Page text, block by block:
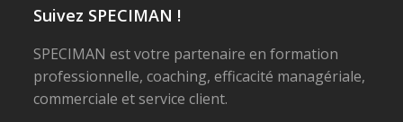
Suivez SPECIMAN !
SPECIMAN est votre partenaire en formation
professionnelle, coaching, efficacité managériale,
commerciale et service client.